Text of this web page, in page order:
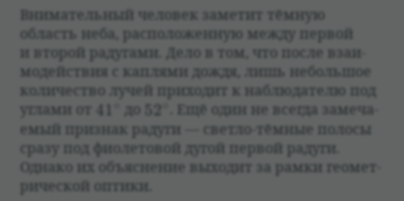
Внима­тель­ный чело­век заме­тит тём­ную
область неба, рас­по­ложен­ную между пер­вой
и вто­рой раду­гами. Дело в том, что после вза­и­
мо­действия с кап­лями дождя, лишь небольшое
коли­че­ство лучей при­хо­дит к наблю­да­телю под
углами от 41^{\circ}
4 1 до 52^{\circ}
52
. Ещё один не все­гда заме­ча­
емый при­знак радуги — светло-тём­ные полосы
сразу под фио­ле­то­вой дугой пер­вой радуги.
Однако их объяс­не­ние выхо­дит за рамки геомет­
ри­че­ской оптики.